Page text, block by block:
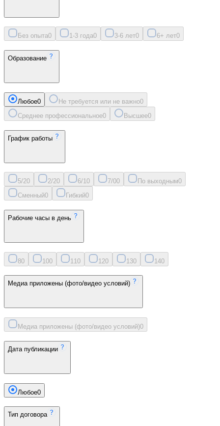
Без опыта0 1-3 года0 3-6 лет0 6+ лет0
Образование
Любое0 Не требуется или не важно0
Среднее профессиональное0 Высшее0
График работы
5/20 2/20 6/10 7/00 По выходным0
Сменный0 Гибкий0
Рабочие часы в день
80 100 11 0 120 130 140
Медиа приложены (фото/видео условий)
Медиа приложены (фото/видео условий)0
Дата публикации
Любое0
Тип договора